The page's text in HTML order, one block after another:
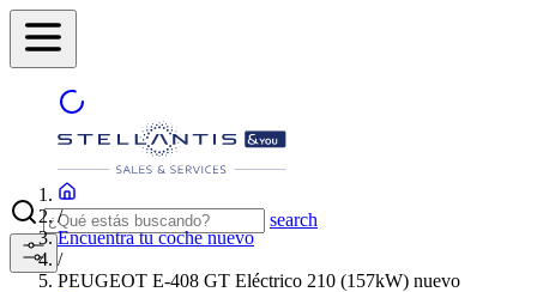
search
/
Encuentra tu coche nuevo
/
PEUGEOT E-408 GT Eléctrico 210 (157kW) nuevo